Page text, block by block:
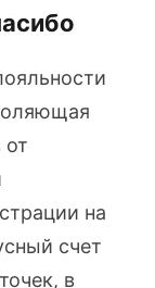
от
на
счет
в